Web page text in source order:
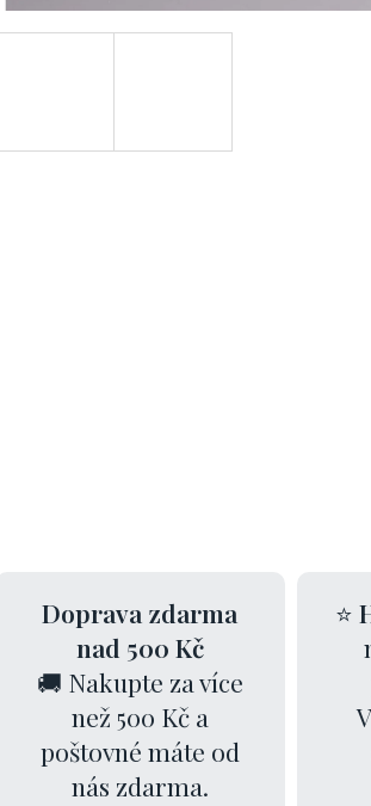
Doprava zdarma
nad 500 Kč
🚚 Nakupte za více
než 500 Kč a
poštovné máte od
nás zdarma.
⭐